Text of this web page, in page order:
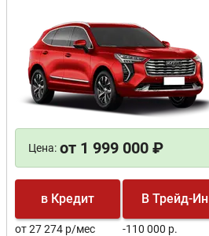
Цена: от 1 999 000 ₽
в Кредит
от 27 274 р/мес
В Трейд-Ин
-110 000 р.